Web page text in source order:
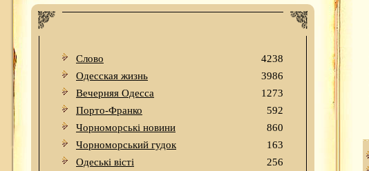
Слово
4238
Одесская жизнь
3986
Вечерняя Одесса
1273
Порто-Франко
592
Чорноморські новини
860
Чорноморський гудок
163
Одеськi вiстi
256